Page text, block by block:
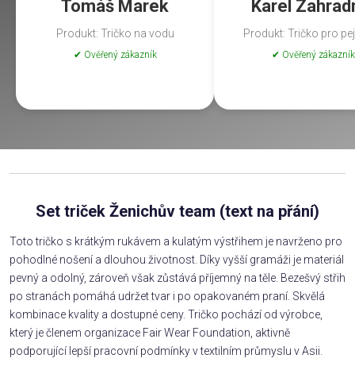
Tomáš Marek
Produkt: Tričko na vodu
✔ Ověřený zákazník
Karel
Produkt: Tričko pro
✔ Ověřený zákazník
Set triček Ženichův team (text na přání)
Toto tričko s krátkým rukávem a kulatým výstřihem je navrženo pro
pohodlné nošení a dlouhou životnost. Díky vyšší gramáži je materiál
pevný a odolný, zároveň však zůstává příjemný na těle. Bezešvý střih
po stranách pomáhá udržet tvar i po opakovaném praní. Skvělá
kombinace kvality a dostupné ceny. Tričko pochází od výrobce,
který je členem organizace Fair Wear Foundation, aktivně
podporující lepší pracovní podmínky v textilním průmyslu v Asii.